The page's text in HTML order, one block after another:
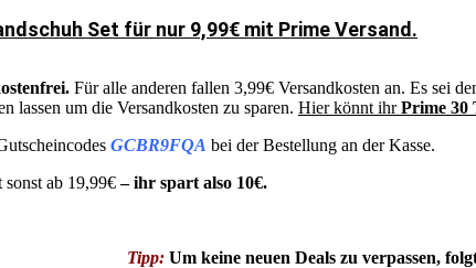
Set für nur 9,99€ mit Prime Versand.
Für alle anderen fallen 3,99€ Versandkosten an. Es sei
lassen um die Versandkosten zu sparen. Hier könnt ihrPrime 30
GCBR9FQA bei der Bestellung an der Kasse.
sonst ab 19,99€– ihr spart also 10€.
Tipp: Um keine neuen Deals zu verpassen,